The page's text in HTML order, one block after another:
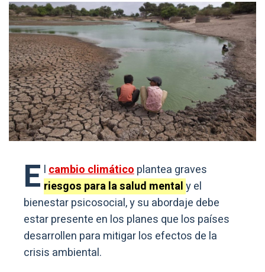
E lcambio climáticoplantea graves
riesgos para la salud mentaly el
bienestar psicosocial, y su abordaje debe
estar presente en los planes que los países
desarrollen para mitigar los efectos de la
crisis ambiental.